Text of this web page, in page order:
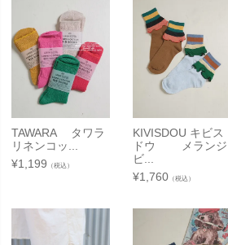
TAWARA タワラ
リネンコッ...
¥1,199 （税込）
KIVISDOU キビス
ドウ メランジ
ビ...
¥1,760 （税込）